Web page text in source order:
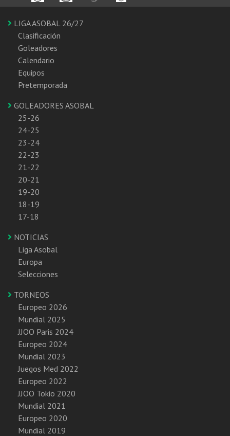
LIGA ASOBAL 26/27
Clasificación
Goleadores
Calendario
Equipos
Pretemporada
GOLEADORES ASOBAL
25-26
24-25
23-24
22-23
21-22
20-21
19-20
18-19
17-18
NOTICIAS
Liga Asobal
Europa
Selecciones
TORNEOS
Europeo 2026
Mundial 2025
JJOO Paris 2024
Europeo 2024
Mundial 2023
Juegos Med 2022
Europeo 2022
JJOO Tokio 2020
Mundial 2021
Europeo 2020
Mundial 2019